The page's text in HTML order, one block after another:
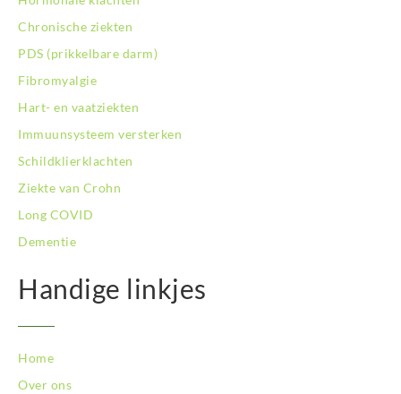
BodySwitch Rotterdam-Oost
BodySwitch Schiedam
BodySwitch Son en Breugel
BodySwitch Tilburg
BodySwitch Utrecht
BodySwitch Veluwe
BodySwitch Venlo
BodySwitch Westland
BodySwitch Zaandam
BodySwitch Zuid-Kennemerland
BodySwitch Zuid-Limburg
Chronische ziekten
PDS (prikkelbare darm)
Fibromyalgie
Hart- en vaatziekten
Immuunsysteem versterken
Schildklierklachten
Ziekte van Crohn
Long COVID
Dementie
Handige linkjes
Home
Over ons